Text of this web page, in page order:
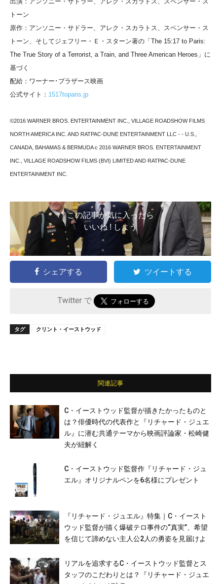
トーン
原作：アンソニー・サドラー、アレク・スカラトス、スペンサー・ス
トーン、そしてジェフリー・Ｅ・スターン著の「The 15:17 to Paris:
The True Story of a Terrorist, a Train, and Three American Heroes」に
基づく
配給：ワーナー･ブラザース映画
公式サイト： 1517toparis.jp
©2016 WARNER BROS. ENTERTAINMENT INC., VILLAGE ROADSHOW FILMS
NORTH AMERICA INC. AND RATPAC-DUNE ENTERTAINMENT LLC - - U.S.,
CANADA, BAHAMAS & BERMUDA c 2016 WARNER BROS. ENTERTAINMENT
INC., VILLAGE ROADSHOW FILMS (BVI) LIMITED AND RATPAC-DUNE
ENTERTAINMENT INC.
この記事が気に入ったら
いいね ! しよう
シェアする ツイートする
Twitter で
タグ クリント・イーストウッド
関連記事
C・イーストウッド監督が描きたかったものと
は？俳優時代の代表作と『リチャード・ジュエ
ル』に潜む共通テーマから映画評論家・松崎健
夫が紐解く
C・イーストウッド監督作『リチャード・ジュ
エル』オリジナルペンを6名様にプレゼント
『リチャード・ジュエル』特集｜C・イースト
ウッド監督が描く爆破テロ事件の“真実”、希望
を信じて諦めない主人公2人の勇姿を見届けよ
リアルを追求するC・イーストウッド監督とス
タッフのこだわりとは？『リチャード・ジュエ